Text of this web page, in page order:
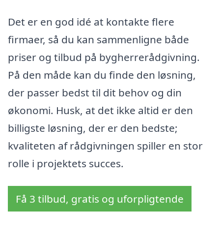
Det er en god idé at kontakte flere
firmaer, så du kan sammenligne både
priser og tilbud på bygherrerådgivning.
På den måde kan du finde den løsning,
der passer bedst til dit behov og din
økonomi. Husk, at det ikke altid er den
billigste løsning, der er den bedste;
kvaliteten af rådgivningen spiller en stor
rolle i projektets succes.
Få 3 tilbud, gratis og uforpligtende